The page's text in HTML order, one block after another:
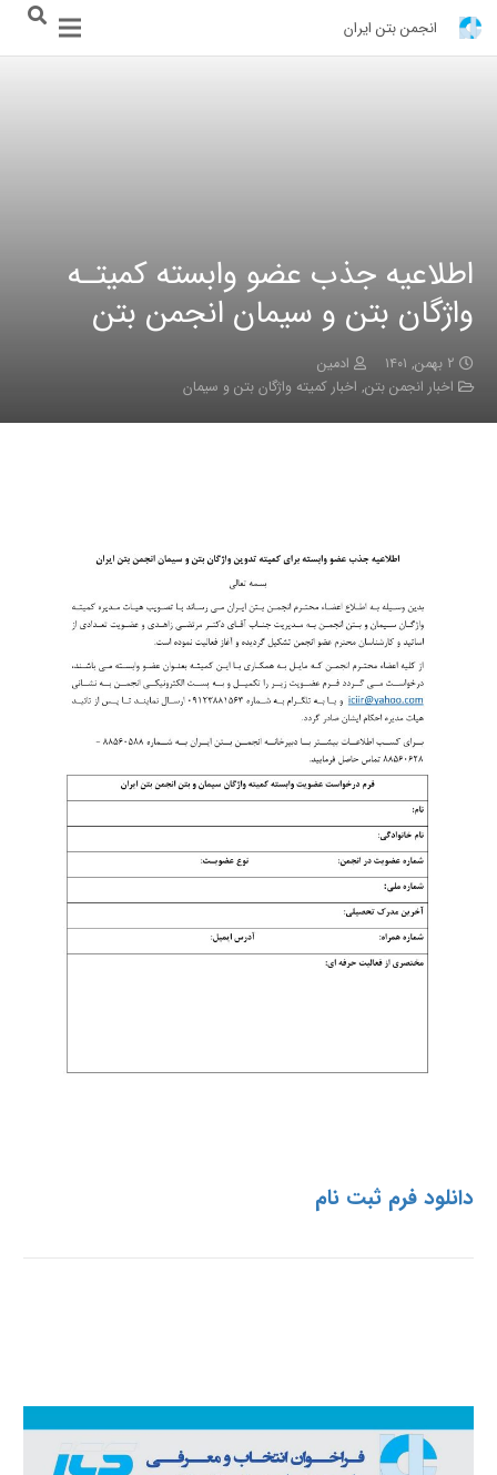
انجمن بتن ایران
اطلاعیه جذب عضو وابسته کمیتـه
واژگان بتن و سیمان انجمن بتن
۲ بهمن, ۱۴۰۱
ادمین
اخبار انجمن بتن, اخبار کمیته واژگان بتن و سیمان
دانلود فرم ثبت نام